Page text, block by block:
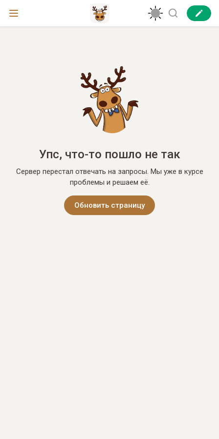
Упс, что-то пошло не так
Сервер перестал отвечать на запросы. Мы уже в курсе
проблемы и решаем её.
Обновить страницу